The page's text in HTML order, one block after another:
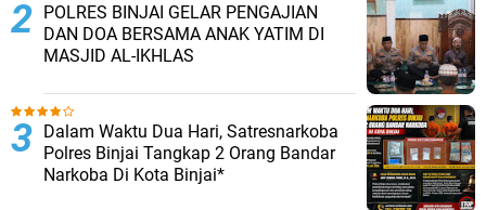
POLRES BINJAI GELAR PENGAJIAN
DAN DOA BERSAMA ANAK YATIM DI
MASJID AL-IKHLAS
Dalam Waktu Dua Hari, Satresnarkoba
Polres Binjai Tangkap 2 Orang Bandar
Narkoba Di Kota Binjai*